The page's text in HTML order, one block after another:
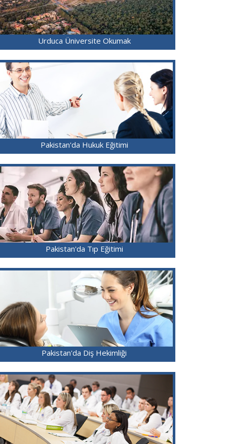
Urduca Üniversite Okumak
Pakistan'da Hukuk Eğitimi
Pakistan'da Tıp Eğitimi
Pakistan'da Diş Hekimliği